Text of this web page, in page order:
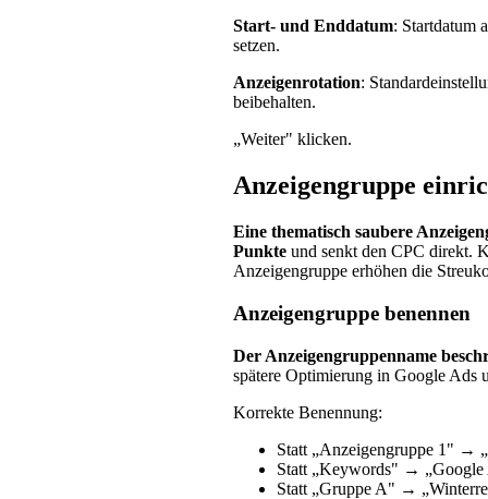
Start- und Enddatum: Startdatum
setzen.
Anzeigenrotation:
beibehalten.
„Weiter" klicken.
Anzeigengruppe
Eine thematisch saubere
Punkte und senkt den CPC direkt.
Anzeigengruppe erhöhen die
Anzeigengruppe benennen
Der Anzeigengruppenname
spätere Optimierung in Google Ads
Korrekte Benennung:
Statt „Anzeigengruppe 1" →
Statt „Keywords" → „Google
Statt „Gruppe A" →